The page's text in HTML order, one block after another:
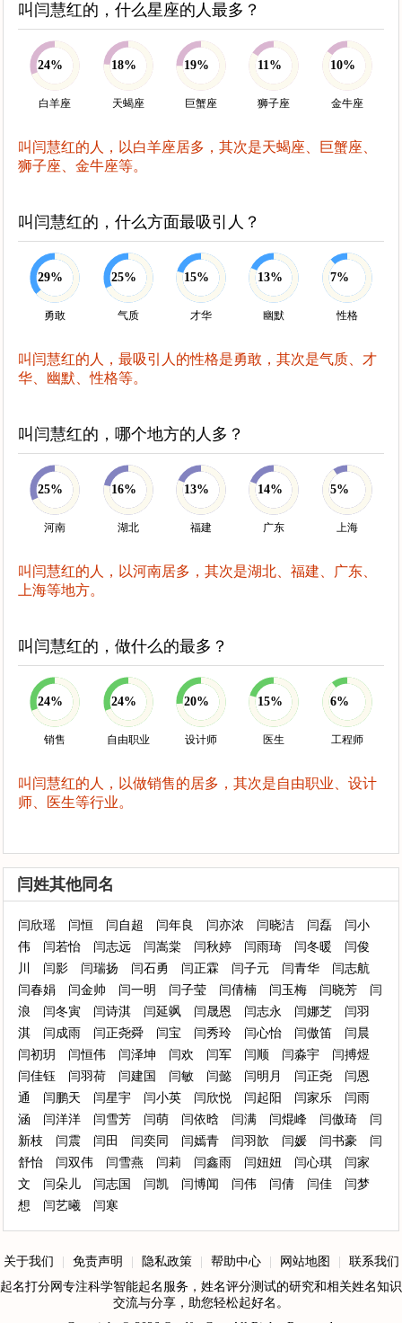
叫闫慧红的，什么星座的人最多？
24%
白羊座
18%
天蝎座
19%
巨蟹座
11%
狮子座
10%
金牛座
叫闫慧红的人，以白羊座居多，其次是天蝎座、巨蟹座、
狮子座、金牛座等。
叫闫慧红的，什么方面最吸引人？
29%
勇敢
25%
气质
15%
才华
13%
幽默
7%
性格
叫闫慧红的人，最吸引人的性格是勇敢，其次是气质、才
华、幽默、性格等。
叫闫慧红的，哪个地方的人多？
25%
河南
16%
湖北
13%
福建
14%
广东
5%
上海
叫闫慧红的人，以河南居多，其次是湖北、福建、广东、
上海等地方。
叫闫慧红的，做什么的最多？
24%
销售
24%
自由职业
20%
设计师
15%
医生
6%
工程师
叫闫慧红的人，以做销售的居多，其次是自由职业、设计
师、医生等行业。
闫姓其他同名
闫欣瑶 闫恒 闫自超 闫年良 闫亦浓 闫晓洁 闫磊
闫小
伟
闫若怡 闫志远 闫嵩棠 闫秋婷 闫雨琦 闫冬暖
闫俊
川
闫影 闫瑞扬 闫石勇 闫正霖 闫子元 闫青华
闫志航
闫春娟
闫金帅 闫一明 闫子莹 闫倩楠 闫玉梅 闫晓芳
闫
浪
闫冬寅 闫诗淇 闫延飒 闫晟恩 闫志永 闫娜芝
闫羽
淇
闫成雨 闫正尧舜 闫宝 闫秀玲 闫心怡 闫傲笛
闫晨
闫初玥
闫恒伟 闫泽坤 闫欢 闫军 闫顺 闫淼宇
闫搏煜
闫佳钰
闫羽荷 闫建国 闫敏 闫懿 闫明月 闫正尧
闫恩
通
闫鹏天 闫星宇 闫小英 闫欣悦 闫起阳 闫家乐
闫雨
涵
闫洋洋 闫雪芳 闫萌 闫依晗 闫满 闫焜峰 闫傲琦
闫
新枝
闫震 闫田 闫奕同 闫嫣青 闫羽歆 闫媛 闫书豪
闫
舒怡
闫双伟 闫雪燕 闫莉 闫鑫雨 闫妞妞 闫心琪
闫家
文
闫朵儿 闫志国 闫凯 闫博闻 闫伟 闫倩 闫佳
闫梦
想
闫艺曦 闫寒
关于我们 免责声明 隐私政策 帮助中心 网站地图
联系我们
起名打分网专注科学智能起名服务，姓名评分测试的研究和相关姓名知识
交流与分享，助您轻松起好名。